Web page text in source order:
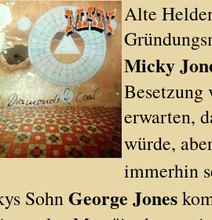
Alte
Micky
Besetzung
erwarten,
würde,
immerhin
Sohn George Jones